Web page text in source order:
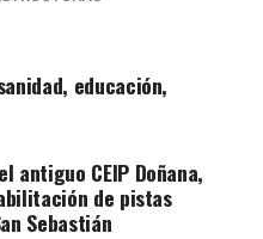
educación,
antiguo CEIP Doñana,
de pistas
Sebastián